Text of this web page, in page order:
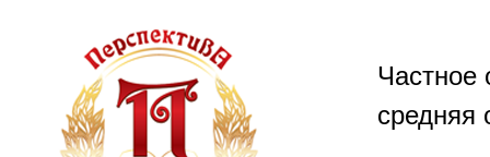
содержимому
Частное
средняя